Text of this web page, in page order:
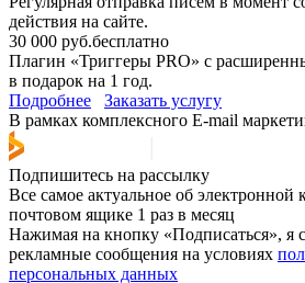
действия на сайте.
30 000 руб.бесплатно
Плагин «Триггеры PRO» с
в подарок на 1 год.
Подробнее
Заказать услугу
В рамках комплексного E-mail
Подпишитесь на рассылку
Все самое актуальное об
почтовом ящике 1 раз в месяц
Нажимая на кнопку «Подписаться», я
рекламные сообщения на условиях
персональных данных